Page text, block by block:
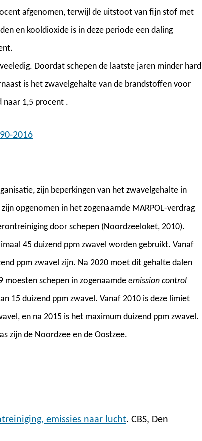
afgenomen, terwijl de uitstoot van fijn stof met
en kooldioxide is in deze periode een daling
Doordat schepen de laatste jaren minder hard
is het zwavelgehalte van de brandstoffen voor
naar 1,5 procent .
2016
zijn beperkingen van het zwavelgehalte in
opgenomen in het zogenaamde MARPOL-verdrag
door schepen (Noordzeeloket, 2010).
45 duizend ppm zwavel worden gebruikt. Vanaf
ppm zwavel zijn. Na 2020 moet dit gehalte dalen
moesten schepen in zogenaamde emission control
15 duizend ppm zwavel. Vanaf 2010 is deze limiet
en na 2015 is het maximum duizend ppm zwavel.
zijn de Noordzee en de Oostzee.
emissies naar lucht. CBS, Den